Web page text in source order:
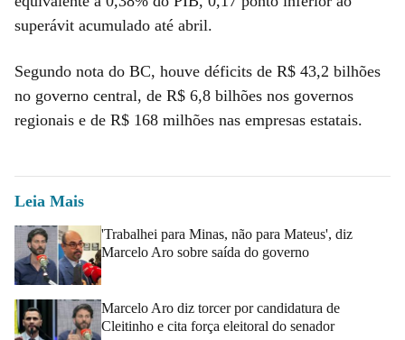
superávit acumulado até abril.
Segundo nota do BC, houve déficits de R$ 43,2 bilhões
no governo central, de R$ 6,8 bilhões nos governos
regionais e de R$ 168 milhões nas empresas estatais.
Leia Mais
'Trabalhei para Minas, não para Mateus', diz
Marcelo Aro sobre saída do governo
Marcelo Aro diz torcer por candidatura de
Cleitinho e cita força eleitoral do senador